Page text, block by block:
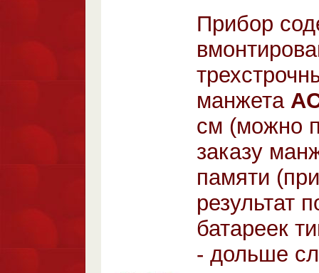
Прибор
манжета
см (можно
заказу
памяти
результат
батареек
- дольше